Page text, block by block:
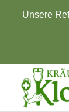
Unsere